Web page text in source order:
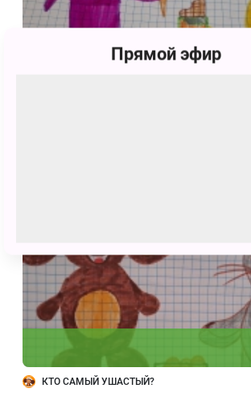
КТО САМЫЙ УШАСТЫЙ?
Прямой эфир